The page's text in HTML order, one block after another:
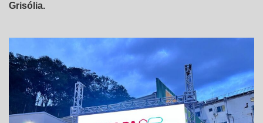
Grisólia.